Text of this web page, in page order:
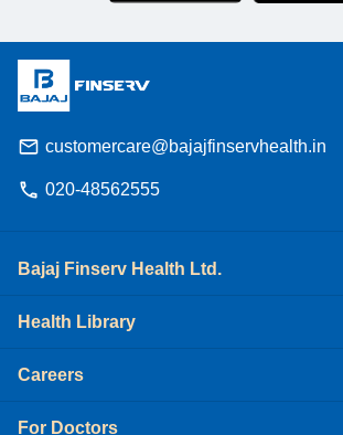
customercare@bajajfinservhealth.in
020-48562555
Bajaj Finserv Health Ltd.
Health Library
Careers
For Doctors